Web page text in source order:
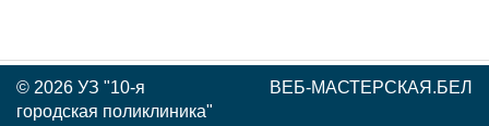
© 2026 УЗ "10-я
городская поликлиника"
ВЕБ-МАСТЕРСКАЯ.БЕЛ